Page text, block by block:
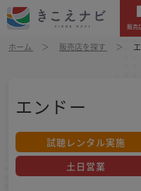
販売
ホーム 販売店を探す
エンドー
試聴レンタル実施
土日営業